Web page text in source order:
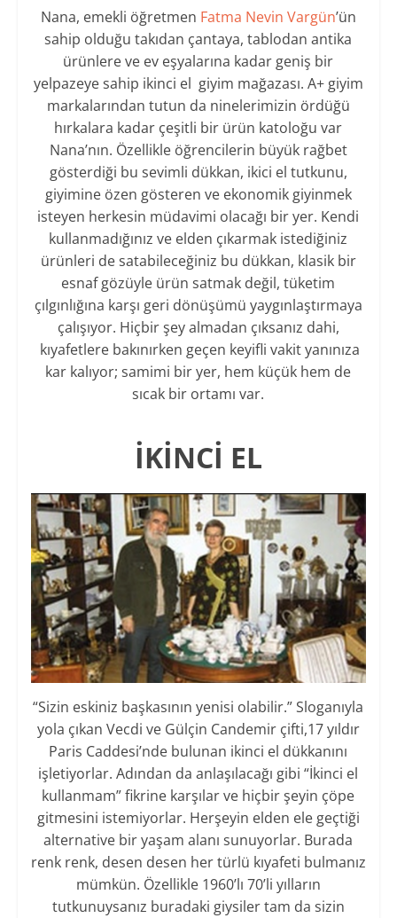
Nana, emekli öğretmen Fatma Nevin Vargün’ün
sahip olduğu takıdan çantaya, tablodan antika
ürünlere ve ev eşyalarına kadar geniş bir
yelpazeye sahip ikinci el giyim mağazası. A+ giyim
markalarından tutun da ninelerimizin ördüğü
hırkalara kadar çeşitli bir ürün katoloğu var
Nana’nın. Özellikle öğrencilerin büyük rağbet
gösterdiği bu sevimli dükkan, ikici el tutkunu,
giyimine özen gösteren ve ekonomik giyinmek
isteyen herkesin müdavimi olacağı bir yer. Kendi
kullanmadığınız ve elden çıkarmak istediğiniz
ürünleri de satabileceğiniz bu dükkan, klasik bir
esnaf gözüyle ürün satmak değil, tüketim
çılgınlığına karşı geri dönüşümü yaygınlaştırmaya
çalışıyor. Hiçbir şey almadan çıksanız dahi,
kıyafetlere bakınırken geçen keyifli vakit yanınıza
kar kalıyor; samimi bir yer, hem küçük hem de
sıcak bir ortamı var.
İKİNCİ EL
“Sizin eskiniz başkasının yenisi olabilir.” Sloganıyla
yola çıkan Vecdi ve Gülçin Candemir çifti,17 yıldır
Paris Caddesi’nde bulunan ikinci el dükkanını
işletiyorlar. Adından da anlaşılacağı gibi “İkinci el
kullanmam” fikrine karşılar ve hiçbir şeyin çöpe
gitmesini istemiyorlar. Herşeyin elden ele geçtiği
alternative bir yaşam alanı sunuyorlar. Burada
renk renk, desen desen her türlü kıyafeti bulmanız
mümkün. Özellikle 1960’lı 70’li yılların
tutkunuysanız buradaki giysiler tam da sizin